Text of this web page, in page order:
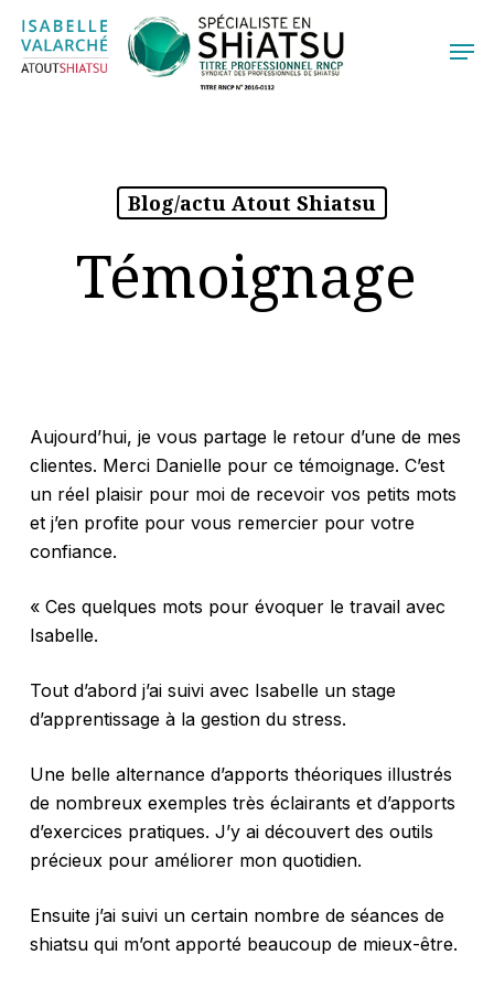
Skip
main
Blog/actu Atout Shiatsu
Témoignage
Aujourd’hui, je vous partage le retour d’une de mes
clientes. Merci Danielle pour ce témoignage. C’est
un réel plaisir pour moi de recevoir vos petits mots
et j’en profite pour vous remercier pour votre
confiance.
« Ces quelques mots pour évoquer le travail avec
Isabelle.
Tout d’abord j’ai suivi avec Isabelle un stage
d’apprentissage à la gestion du stress.
Une belle alternance d’apports théoriques illustrés
de nombreux exemples très éclairants et d’apports
d’exercices pratiques. J’y ai découvert des outils
précieux pour améliorer mon quotidien.
Ensuite j’ai suivi un certain nombre de séances de
shiatsu qui m’ont apporté beaucoup de mieux-être.